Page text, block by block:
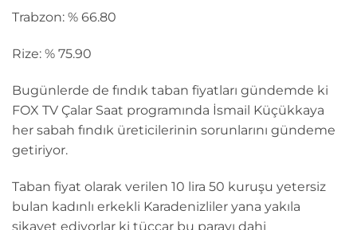
Trabzon: % 66.80
Rize: % 75.90
Bugünlerde de fındık taban fiyatları gündemde ki
FOX TV Çalar Saat programında İsmail Küçükkaya
her sabah fındık üreticilerinin sorunlarını gündeme
getiriyor.
Taban fiyat olarak verilen 10 lira 50 kuruşu yetersiz
bulan kadınlı erkekli Karadenizliler yana yakıla
şikayet ediyorlar ki tüccar bu parayı dahi